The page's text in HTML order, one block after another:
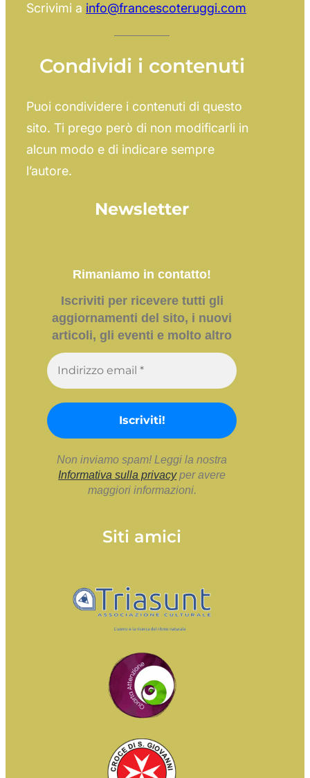
Scrivimi a info@francescoteruggi.com
Condividi i contenuti
Puoi condividere i contenuti di questo
sito. Ti prego però di non modificarli in
alcun modo e di indicare sempre
l’autore.
Newsletter
Rimaniamo in contatto!
Iscriviti per ricevere tutti gli
aggiornamenti del sito, i nuovi
articoli, gli eventi e molto altro
Non inviamo spam! Leggi la nostra
Informativa sulla privacyper avere
maggiori informazioni.
Siti amici